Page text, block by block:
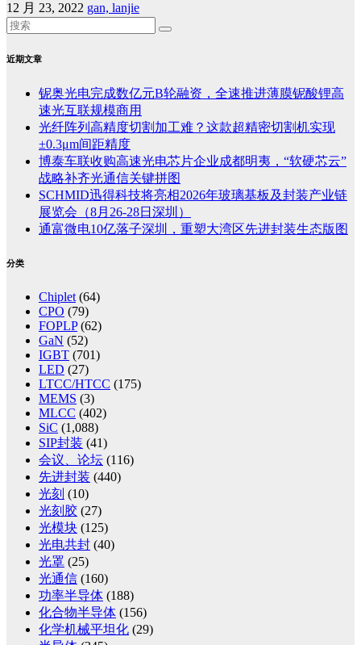
12 月 23, 2022 gan, lanjie
近期文章
铌奥光电完成数亿元B轮融资，全速推进薄膜铌酸锂高
速光互联规模商用
光纤阵列高精度切割加工难？这款超精密切割机实现
±0.3μm间距精度
博泰车联收购高速光电芯片企业成都明夷，“软硬芯云”
战略补齐光通信关键拼图
SCHMID迅得科技将亮相2026年玻璃基板及封装产业链
展览会（8月26-28日深圳）
通富微电10亿落子深圳，重塑大湾区先进封装生态版图
分类
Chiplet (64)
CPO (79)
FOPLP(62)
GaN (52)
IGBT (701)
LED (27)
LTCC/HTCC (175)
MEMS (3)
MLCC (402)
SiC (1,088)
SIP封装 (41)
会议、论坛 (116)
先进封装 (440)
光刻 (10)
光刻胶 (27)
光模块 (125)
光电共封 (40)
光罩 (25)
光通信 (160)
功率半导体 (188)
化合物半导体 (156)
化学机械平坦化 (29)